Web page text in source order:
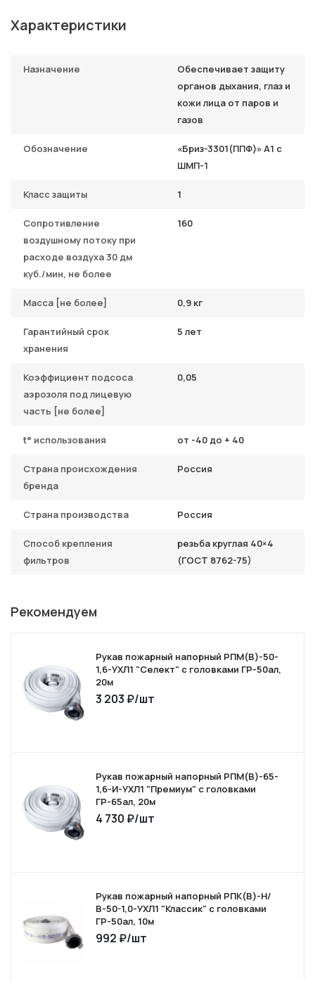
Характеристики
Назначение
Обеспечивает защиту
органов дыхания, глаз и
кожи лица от паров и
газов
Обозначение
«Бриз-3301(ППФ)» A1 с
ШМП-1
Класс защиты 1
Сопротивление
воздушному потоку при
расходе воздуха 30 дм
куб./мин, не более
160
Масса [не более] 0,9 кг
Гарантийный срок
хранения
5 лет
Коэффициент подсоса
аэрозоля под лицевую
часть [не более]
0,05
t° использования от -40 до + 40
Страна происхождения
бренда
Россия
Страна производства Россия
Способ крепления
фильтров
резьба круглая 40×4
(ГОСТ 8762-75)
Рекомендуем
Рукав пожарный напорный РПМ(В)-50-
1,6-УХЛ1 "Селект" с головками ГР-50ал,
20м
3 203 ₽/шт
Рукав пожарный напорный РПМ(В)-65-
1,6-И-УХЛ1 "Премиум" с головками
ГР-65ал, 20м
4 730 ₽/шт
Рукав пожарный напорный РПК(В)-Н/
В-50-1,0-УХЛ1 "Классик" с головками
ГР-50ал, 10м
992 ₽/шт